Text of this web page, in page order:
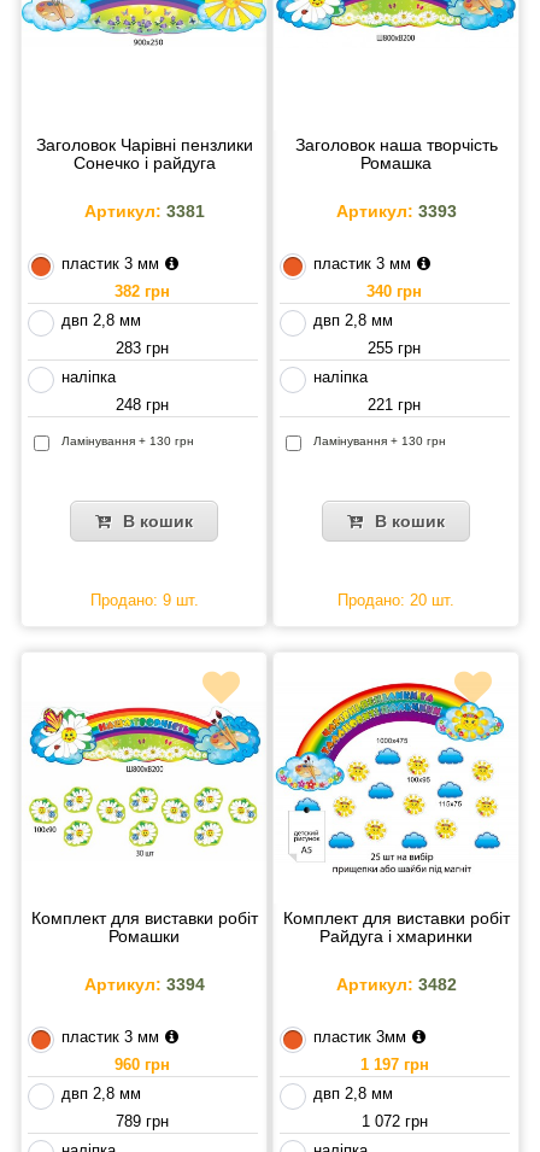
Заголовок Чарівні пензлики
Сонечко і райдуга
Артикул: 3381
пластик 3 мм
382 грн
двп 2,8 мм
283 грн
наліпка
248 грн
Ламінування + 130 грн
В кошик
Продано: 9 шт.
Заголовок наша творчість
Ромашка
Артикул: 3393
пластик 3 мм
340 грн
двп 2,8 мм
255 грн
наліпка
221 грн
Ламінування + 130 грн
В кошик
Продано: 20 шт.
Комплект для виставки робіт
Ромашки
Артикул: 3394
пластик 3 мм
960 грн
двп 2,8 мм
789 грн
Комплект для виставки робіт
Райдуга і хмаринки
Артикул: 3482
пластик 3мм
1 197 грн
двп 2,8 мм
1 072 грн